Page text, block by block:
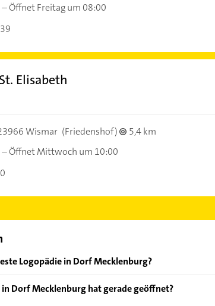
–Öffnet Freitag um 08:00
Elisabeth
Wismar (Friedenshof)
5,4 km
–Öffnet Mittwoch um 10:00
Logopädie in Dorf Mecklenburg?
Die Suchergebnisse können Sie sich einfach nach
in Dorf Mecklenburg hat gerade geöffnet?